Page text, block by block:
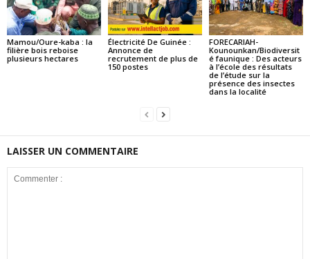
Mamou/Oure-kaba : la
filière bois reboise
plusieurs hectares
Électricité De Guinée :
Annonce de
recrutement de plus de
150 postes
FORECARIAH-
Kounounkan/Biodiversit
é faunique : Des acteurs
à l’école des résultats
de l’étude sur la
présence des insectes
dans la localité
LAISSER UN COMMENTAIRE